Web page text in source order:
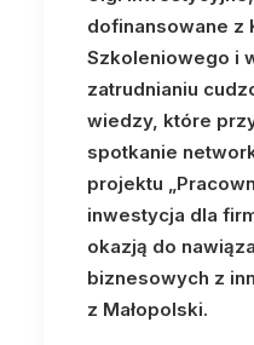
dofinansowane z
Szkoleniowego i
zatrudnianiu
wiedzy, które
spotkanie
projektu
inwestycja dla
okazją do
biznesowych z
z Małopolski.